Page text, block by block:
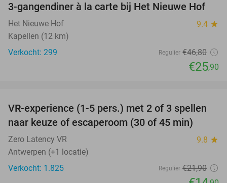
45%
3-gangendiner à la carte bij Het Nieuwe Hof
Het Nieuwe Hof 9.4 star
Kapellen (12 km)
Verkocht: 299
Regulier €46,80
€25,90
32%
VR-experience (1-5 pers.) met 2 of 3 spellen
naar keuze of escaperoom (30 of 45 min)
Zero Latency VR 9.8 star
Antwerpen (+1 locatie)
Verkocht: 1.825
Regulier €21,90